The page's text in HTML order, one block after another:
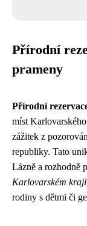
Přírodní
prameny
Přírodní
míst
zážitek z
republiky. Tato
Lázně a rozhodně
Karlovarském kraji
rodiny s dětmi či